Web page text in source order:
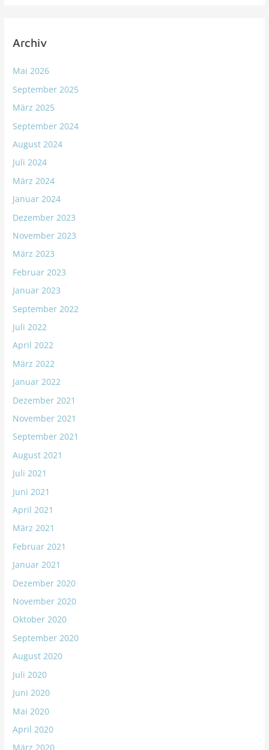
Archiv
Mai 2026
September 2025
März 2025
September 2024
August 2024
Juli 2024
März 2024
Januar 2024
Dezember 2023
November 2023
März 2023
Februar 2023
Januar 2023
September 2022
Juli 2022
April 2022
März 2022
Januar 2022
Dezember 2021
November 2021
September 2021
August 2021
Juli 2021
Juni 2021
April 2021
März 2021
Februar 2021
Januar 2021
Dezember 2020
November 2020
Oktober 2020
September 2020
August 2020
Juli 2020
Juni 2020
Mai 2020
April 2020
März 2020